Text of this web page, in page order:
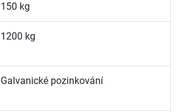
150 kg
1200 kg
Galvanické pozinkování